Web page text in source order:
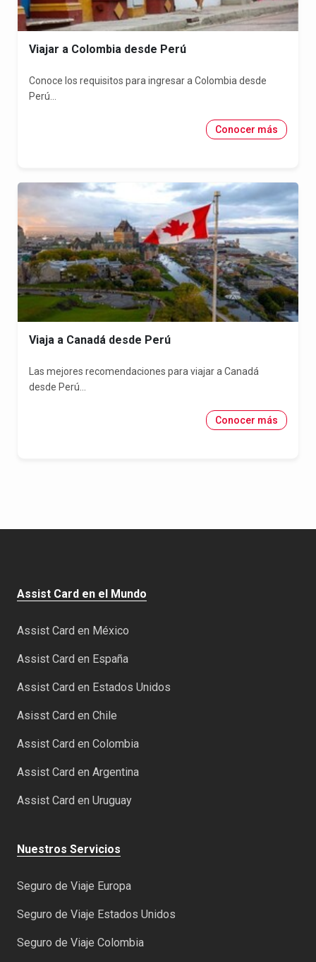
Viajar a Colombia desde Perú
Conoce los requisitos para ingresar a Colombia desde
Perú...
Conocer más
Viaja a Canadá desde Perú
Las mejores recomendaciones para viajar a Canadá
desde Perú...
Conocer más
Assist Card en el Mundo
Assist Card en México
Assist Card en España
Assist Card en Estados Unidos
Asisst Card en Chile
Assist Card en Colombia
Assist Card en Argentina
Assist Card en Uruguay
Nuestros Servicios
Seguro de Viaje Europa
Seguro de Viaje Estados Unidos
Seguro de Viaje Colombia